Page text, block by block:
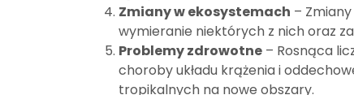
Zmiany w ekosystemach –
wymieranie niektórych z nich oraz
Problemy zdrowotne – Rosnąca
choroby układu krążenia i
tropikalnych na nowe obszary.